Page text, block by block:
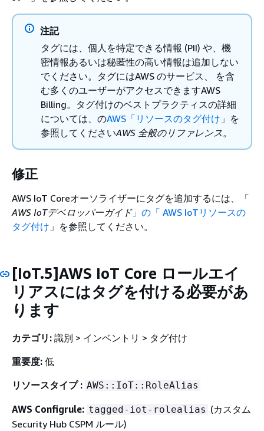
注記
タグには、個人を特定できる情報 (PII) や、機
密情報あるいは秘匿性の高い情報は追加しない
でください。タグにはAWS のサービス、 を含
む多くのユーザーがアクセスできますAWS
Billing。タグ付けのベストプラクティスの詳細
については、のAWS「リソースのタグ付け 」を
参照してくださいAWS 全般のリファレンス。
修正
AWS IoT Coreオーソライザーにタグを追加するには、「
AWS IoTデベロッパーガイド」の「 AWS IoTリソースの
タグ付け 」を参照してください。
[IoT.5]AWS IoT Core ロールエイ
リアスにはタグを付ける必要があ
ります
カテゴリ: 識別 > インベントリ > タグ付け
重要度: 低
リソースタイプ : AWS::IoT::RoleAlias
AWS Configrule: tagged-iot-rolealias (カスタム
Security Hub CSPM ルール)